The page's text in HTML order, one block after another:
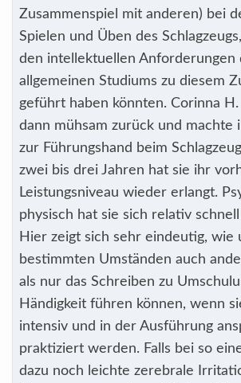
Zusammenspiel mit anderen) bei
Spielen und Üben des
den intellektuellen Anforderungen
allgemeinen Studiums zu diesem
geführt haben könnten. Corinna
dann mühsam zurück und machte
zur Führungshand beim
zwei bis drei Jahren hat sie ihr
Leistungsniveau wieder erlangt.
physisch hat sie sich relativ
Hier zeigt sich sehr eindeutig, wie
bestimmten Umständen auch
als nur das Schreiben zu
Händigkeit führen können, wenn
intensiv und in der Ausführung
praktiziert werden. Falls bei so
dazu noch leichte zerebrale